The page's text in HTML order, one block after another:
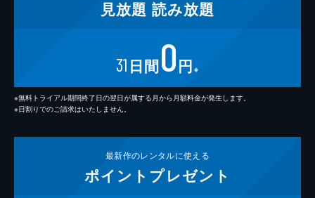
見放題 読み放題
31 日間0円 ※
※無料トライアル期間終了日の翌日が属する月から月額料金が発生します。
※日割りでのご請求はいたしません。
最新作のレンタルに使える
ポイント プレゼント